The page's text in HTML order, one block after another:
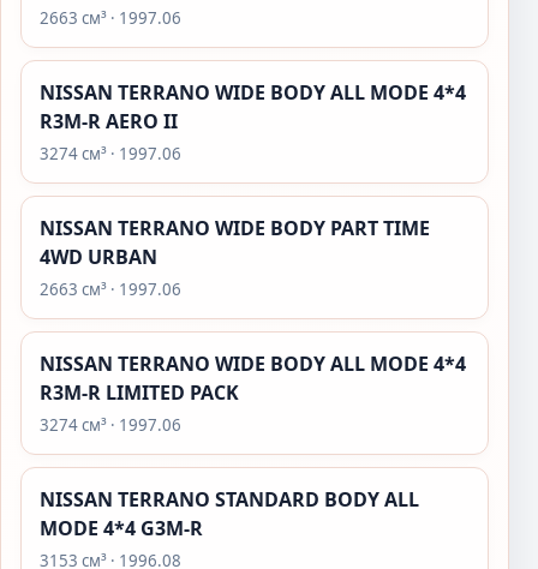
2663 см³ · 1997.06
NISSAN TERRANO WIDE BODY ALL MODE 4*4
R3M-R AERO II
3274 см³ · 1997.06
NISSAN TERRANO WIDE BODY PART TIME
4WD URBAN
2663 см³ · 1997.06
NISSAN TERRANO WIDE BODY ALL MODE 4*4
R3M-R LIMITED PACK
3274 см³ · 1997.06
NISSAN TERRANO STANDARD BODY ALL
MODE 4*4 G3M-R
3153 см³ · 1996.08